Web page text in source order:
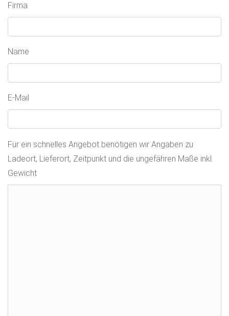
Firma
Name
E-Mail
Für ein schnelles Angebot benötigen wir Angaben zu
Ladeort, Lieferort, Zeitpunkt und die ungefähren Maße inkl.
Gewicht